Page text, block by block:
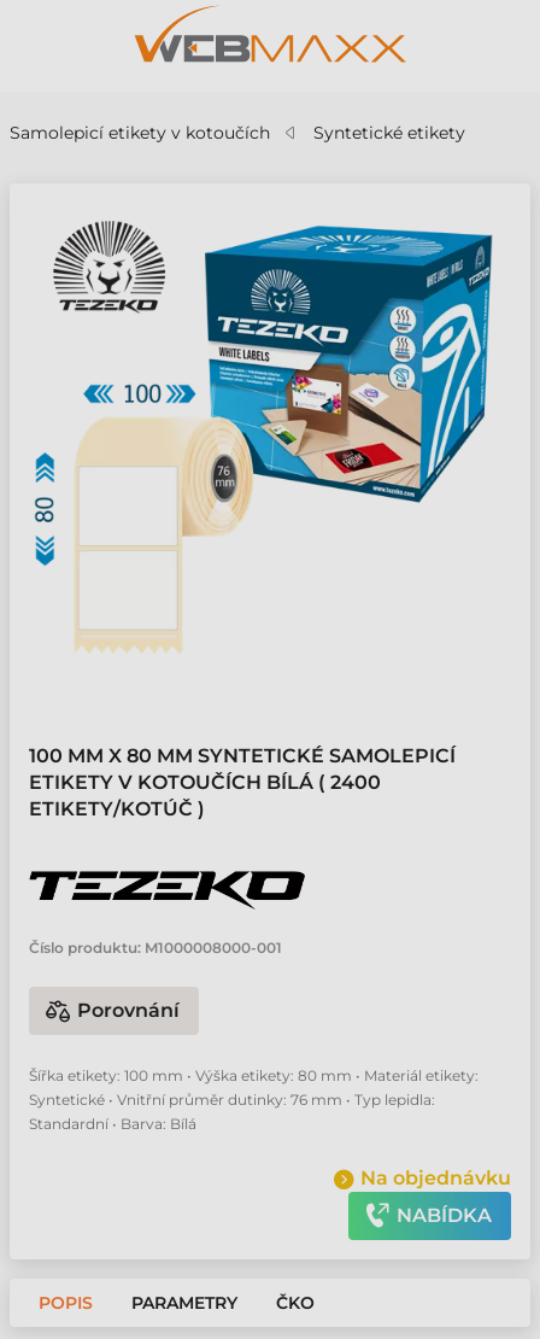
Samolepicí etikety v kotoučích Syntetické etikety
100 MM X 80 MM SYNTETICKÉ SAMOLEPICÍ
ETIKETY V KOTOUČÍCH BÍLÁ ( 2400
ETIKETY/KOTÚČ )
Číslo produktu: M1000008000-001
Porovnání
Šířka etikety: 100 mm • Výška etikety: 80 mm • Materiál etikety:
Syntetické • Vnitřní průměr dutinky: 76 mm • Typ lepidla:
Standardní • Barva: Bílá
Na objednávku
NABÍDKA
POPIS PARAMETRY ČKO